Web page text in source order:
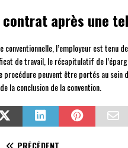
contrat après une
conventionnelle, l’employeur est tenu
de travail, le récapitulatif de
procédure peuvent être portés au sein
la conclusion de la convention.
PRÉCÉDENT